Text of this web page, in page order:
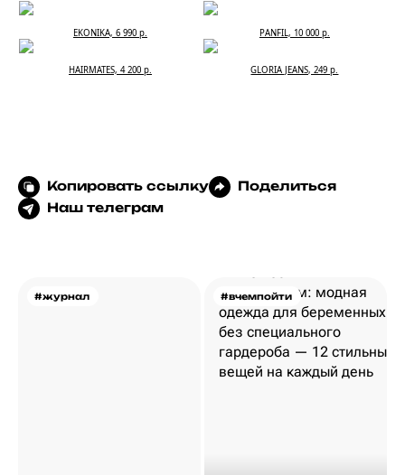
EKONIKA, 6 990 р. PANFIL, 10 000 р.
HAIRMATES, 4 200 р. GLORIA JEANS, 249 р.
Копировать ссылку
Поделиться
Наш телеграм
#журнал #вчемпойти